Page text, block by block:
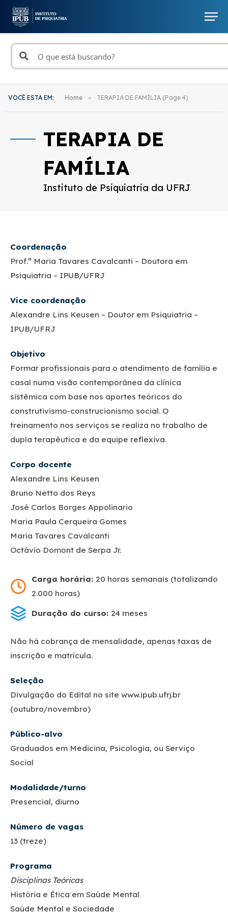
VOCÊ ESTA EM: Home » TERAPIA DE FAMÍLIA (Page 4)
TERAPIA DE
FAMÍLIA
Instituto de Psiquiatria da UFRJ
Coordenação
Prof.ª Maria Tavares Cavalcanti – Doutora em
Psiquiatria – IPUB/UFRJ
Vice coordenação
Alexandre Lins Keusen – Doutor em Psiquiatria –
IPUB/UFRJ
Objetivo
Formar profissionais para o atendimento de família e
casal numa visão contemporânea da clínica
sistêmica com base nos aportes teóricos do
construtivismo-construcionismo social. O
treinamento nos serviços se realiza no trabalho de
dupla terapêutica e da equipe reflexiva.
Corpo docente
Alexandre Lins Keusen
Bruno Netto dos Reys
José Carlos Borges Appolinario
Maria Paula Cerqueira Gomes
Maria Tavares Cavalcanti
Octávio Domont de Serpa Jr.
Carga horária: 20 horas semanais (totalizando
2.000 horas)
Duração do curso: 24 meses
Não há cobrança de mensalidade, apenas taxas de
inscrição e matrícula.
Seleção
Divulgação do Edital no site www.ipub.ufrj.br
(outubro/novembro)
Público-alvo
Graduados em Medicina, Psicologia, ou Serviço
Social
Modalidade/turno
Presencial, diurno
Número de vagas
13 (treze)
Programa
Disciplinas Teóricas
História e Ética em Saúde Mental
Saúde Mental e Sociedade